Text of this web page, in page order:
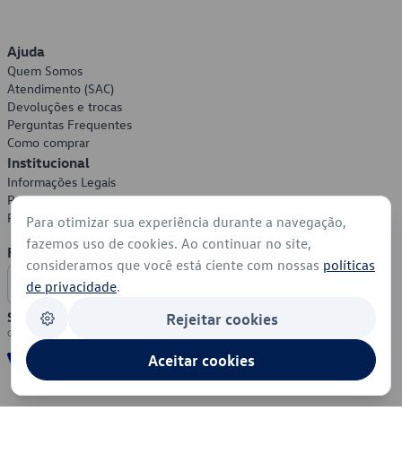
Ajuda
Quem Somos
Atendimento (SAC)
Devoluções e trocas
Perguntas Frequentes
Como comprar
Institucional
Informações Legais
Política de Privacidade
Política de Cookies
Formas de Pagamento
Segurança
Para otimizar sua experiência durante a navegação,
fazemos uso de cookies. Ao continuar no site,
consideramos que você está ciente com nossas políticas
de privacidade.
Rejeitar cookies
Aceitar cookies